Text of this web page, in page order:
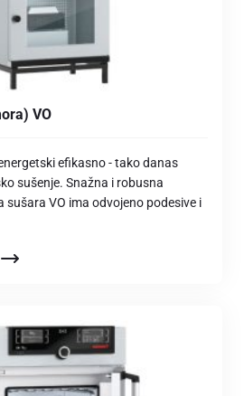
VO
efikasno - tako danas
sušenje. Snažna i robusna
sušara VO ima odvojeno podesive i